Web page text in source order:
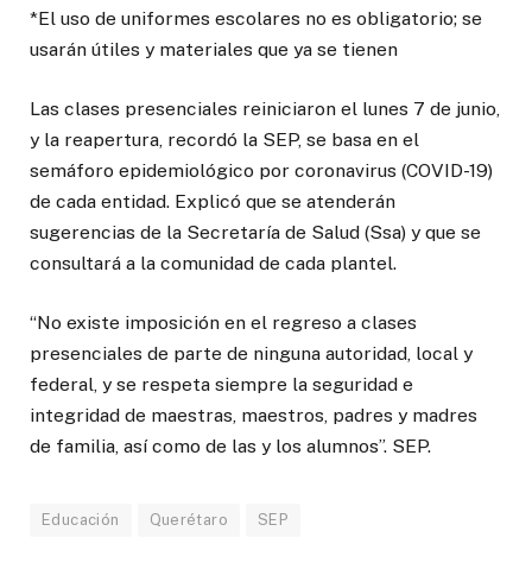
*El uso de uniformes escolares no es obligatorio; se
usarán útiles y materiales que ya se tienen
Las clases presenciales reiniciaron el lunes 7 de junio,
y la reapertura, recordó la SEP, se basa en el
semáforo epidemiológico por coronavirus (COVID-19)
de cada entidad. Explicó que se atenderán
sugerencias de la Secretaría de Salud (Ssa) y que se
consultará a la comunidad de cada plantel.
“No existe imposición en el regreso a clases
presenciales de parte de ninguna autoridad, local y
federal, y se respeta siempre la seguridad e
integridad de maestras, maestros, padres y madres
de familia, así como de las y los alumnos”. SEP.
Educación Querétaro SEP